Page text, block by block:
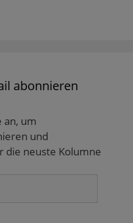
abonnieren
an, um
und
die neuste Kolumne